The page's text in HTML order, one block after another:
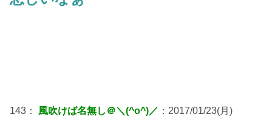
143： 風吹けば名無し＠＼(^o^)／ ：2017/01/23(月)